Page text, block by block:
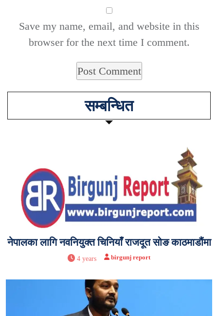
Save my name, email, and website in this
browser for the next time I comment.
सम्बन्धित
नेपालका लागि नवनियुक्त चिनियाँ राजदूत सोङ काठमाडौंमा
4 years birgunj report